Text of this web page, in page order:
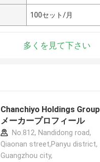
100セット/月
多くを見て下さい
Chanchiyo Holdings Group
メーカープロフィール
No.812, Nandidong road,
Qiaonan street,Panyu district,
Guangzhou city,